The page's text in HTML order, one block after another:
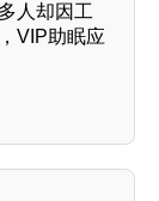
人却因工
VIP助眠应